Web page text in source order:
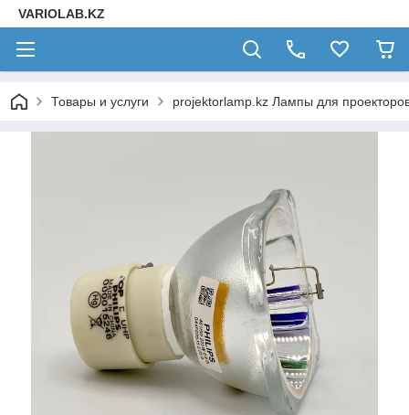
VARIOLAB.KZ
Товары и услуги projektorlamp.kz Лампы для